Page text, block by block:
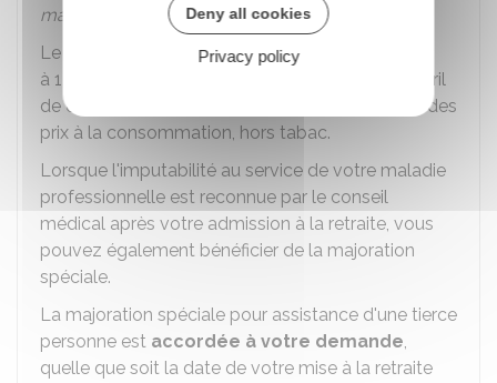
majoration spéciale.
Le montant de cette majoration est fixé
à 1 365,08 €
avril
de chaque année en fonction de l'indice annuel des
prix à la consommation, hors tabac.
Lorsque l'imputabilité au service de votre maladie
professionnelle est reconnue par le conseil
médical après votre admission à la retraite, vous
pouvez également bénéficier de la majoration
spéciale.
La majoration spéciale pour assistance d'une tierce
personne est accordée à votre demande,
quelle que soit la date de votre mise à la retraite
Deny all cookies
Privacy policy